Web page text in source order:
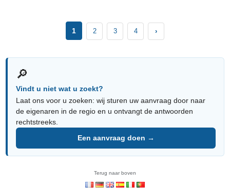
1 2 3 4 ›
🔎
Vindt u niet wat u zoekt?
Laat ons voor u zoeken: wij sturen uw aanvraag door naar
de eigenaren in de regio en u ontvangt de antwoorden
rechtstreeks.
Een aanvraag doen →
Terug naar boven